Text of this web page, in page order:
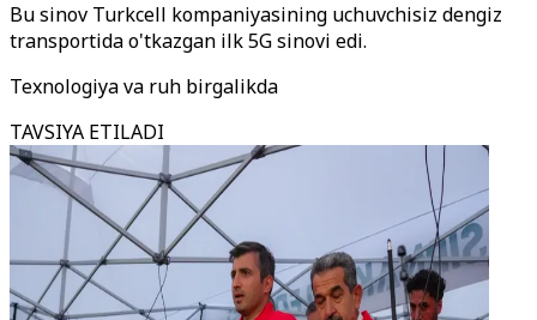
Bu sinov Turkcell kompaniyasining uchuvchisiz dengiz
transportida o'tkazgan ilk 5G sinovi edi.
Texnologiya va ruh birgalikda
TAVSIYA ETILADI